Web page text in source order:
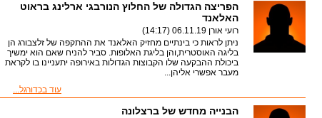
הפריצה הגדולה של החלוץ הנורבגי ארלינג בראוט
האלאנד
רועי אורן 06.11.19 (14:17)
ניתן לראות כי בינתיים מחזיק האלאנד את ההתקפה של זלצבורג הן
בליגה האוסטרית,והן בליגת האלופות. סביר להניח שאם הוא ימשיך
ביכולת ההבקעה שלו הקבוצות הגדולות באירופה יתעניינו בו לקראת
מעבר אפשרי אליהן...
עוד בכדורגל...
הבנייה מחדש של ברצלונה